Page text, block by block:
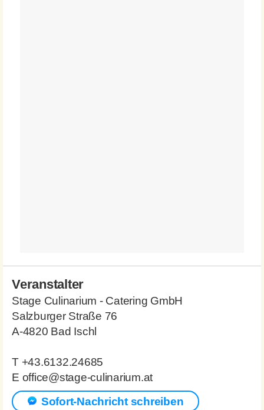
Veranstalter
Stage Culinarium - Catering GmbH
Salzburger Straße 76
A-4820 Bad Ischl
T +43.6132.24685
E office@stage-culinarium.at
Sofort-Nachricht schreiben